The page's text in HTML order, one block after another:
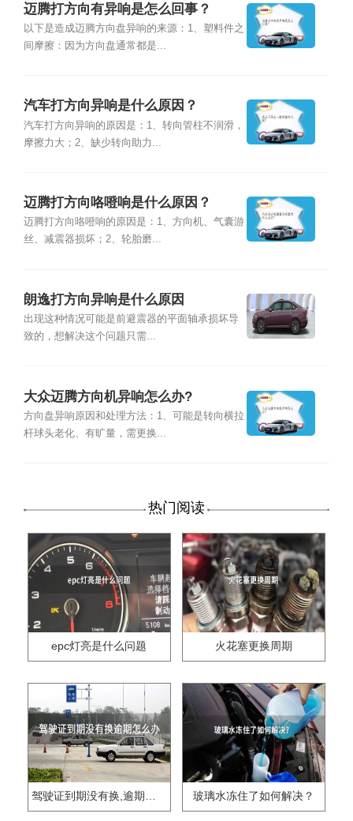
迈腾打方向有异响是怎么回事？
以下是造成迈腾方向盘异响的来源：1、塑料件之
间摩擦：因为方向盘通常都是...
汽车打方向异响是什么原因？
汽车打方向异响的原因是：1、转向管柱不润滑，
摩擦力大；2、缺少转向助力...
迈腾打方向咯噔响是什么原因？
迈腾打方向咯噔响的原因是：1、方向机、气囊游
丝、减震器损坏；2、轮胎磨...
朗逸打方向异响是什么原因
出现这种情况可能是前避震器的平面轴承损坏导
致的，想解决这个问题只需...
大众迈腾方向机异响怎么办?
方向盘异响原因和处理方法：1、可能是转向横拉
杆球头老化、有旷量，需更换...
热门阅读
epc灯亮是什么问题 火花塞更换周期
驾驶证到期没有换,逾期怎么办?? 玻璃水冻住了如何解决？